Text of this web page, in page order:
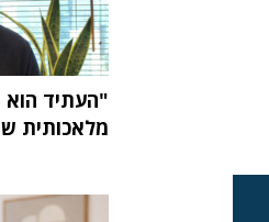
מלאכותית